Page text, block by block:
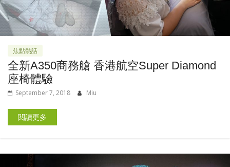
焦點熱話
全新A350商務艙 香港航空Super Diamond
座椅體驗
September 7, 2018 Miu
閱讀更多